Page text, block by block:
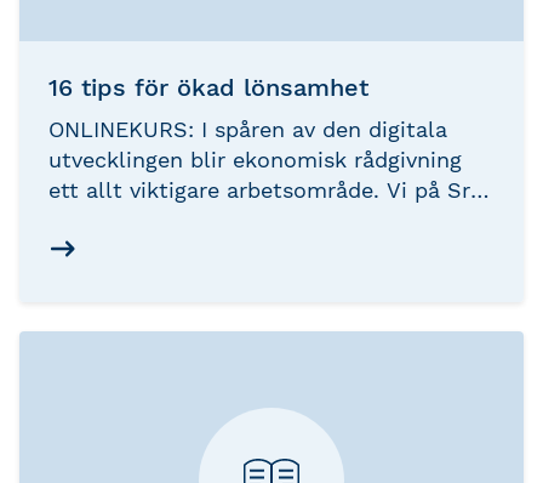
16 tips för ökad lönsamhet
ONLINEKURS: I spåren av den digitala
utvecklingen blir ekonomisk rådgivning
ett allt viktigare arbetsområde. Vi på Srf
som beskriver hur du i praktiken kan
av ett av ett antal konkreta tips som du
kan använda för att påverka dina kunders
lönsamhet och likviditet direkt.